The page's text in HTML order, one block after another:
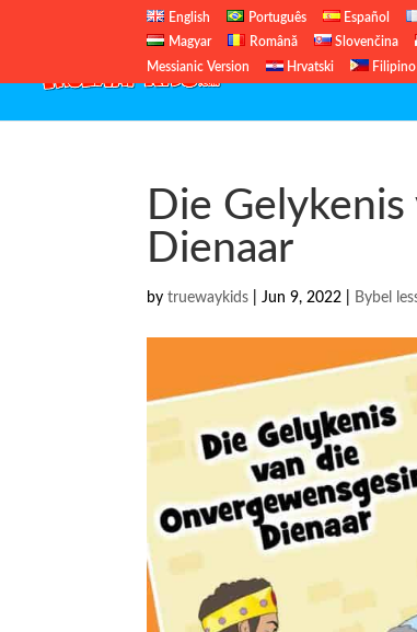
English Português Español
Magyar
Română Slovenčina
Messianic Version
Hrvatski Filipino
Die
Dienaar
bytruewaykids |Jun 9, 2022 Bybel